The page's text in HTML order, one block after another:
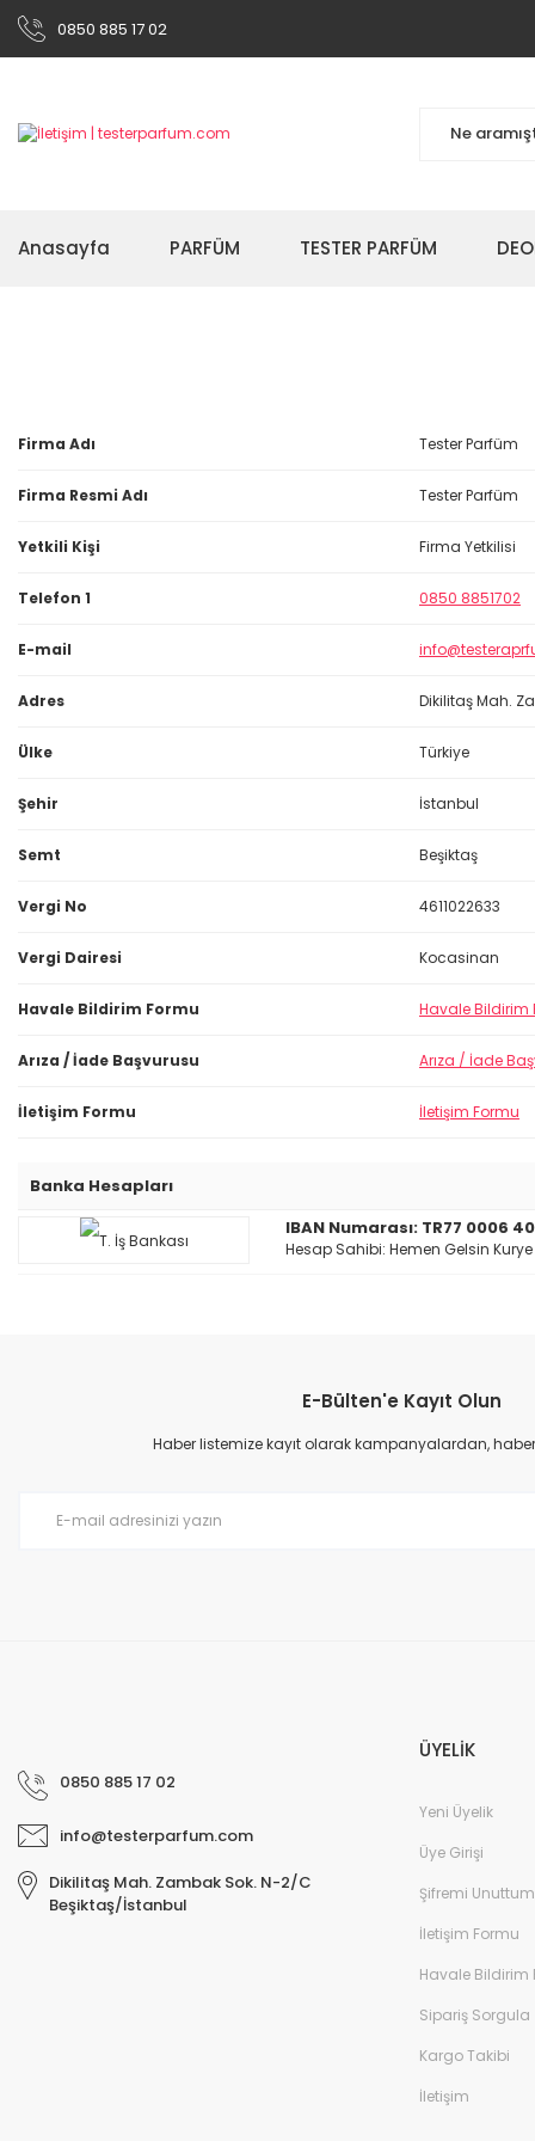
0850 885 17 02
Anasayfa PARFÜM TESTER PARFÜM
Firma Adı Tester Parfüm
Firma Resmi Adı Tester Parfüm
Yetkili Kişi Firma Yetkilisi
Telefon 1 0850 8851702
E-mail
Adres Dikilitaş Mah.
Ülke Türkiye
Şehir İstanbul
Semt Beşiktaş
Vergi No 4611022633
Vergi Dairesi Kocasinan
Havale Bildirim Formu Havale Bildirim
Arıza / İade Başvurusu Arıza / İade
İletişim Formu İletişim Formu
Banka Hesapları
IBAN Numarası: TR77 0006
Hesap Sahibi: Hemen Gelsin Kurye
E-Bülten'e Kayıt Olun
Haber listemize kayıt olarak kampanyalardan,
0850 885 17 02
info@testerparfum.com
Dikilitaş Mah. Zambak Sok. N-2/C
Beşiktaş/İstanbul
ÜYELİK
Yeni Üyelik
Üye Girişi
Şifremi Unuttum
İletişim Formu
Havale Bildirim
Sipariş Sorgula
Kargo Takibi
İletişim